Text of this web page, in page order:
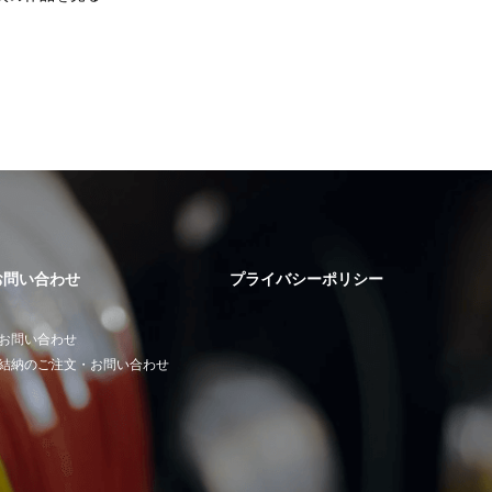
問い合わせ
お問い合わせ
納のご注文・お問い合わせ
プライバシーポリシー